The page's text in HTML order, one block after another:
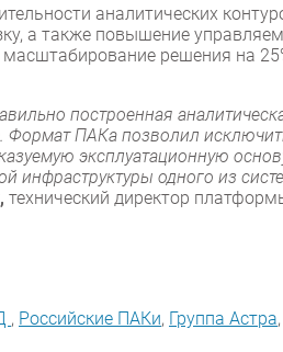
аналитических
а также повышение
решения на
построенная
Формат ПАКа позволил
эксплуатационную
инфраструктуры одного из
технический директор
, Российские ПАКи, Группа Астра,